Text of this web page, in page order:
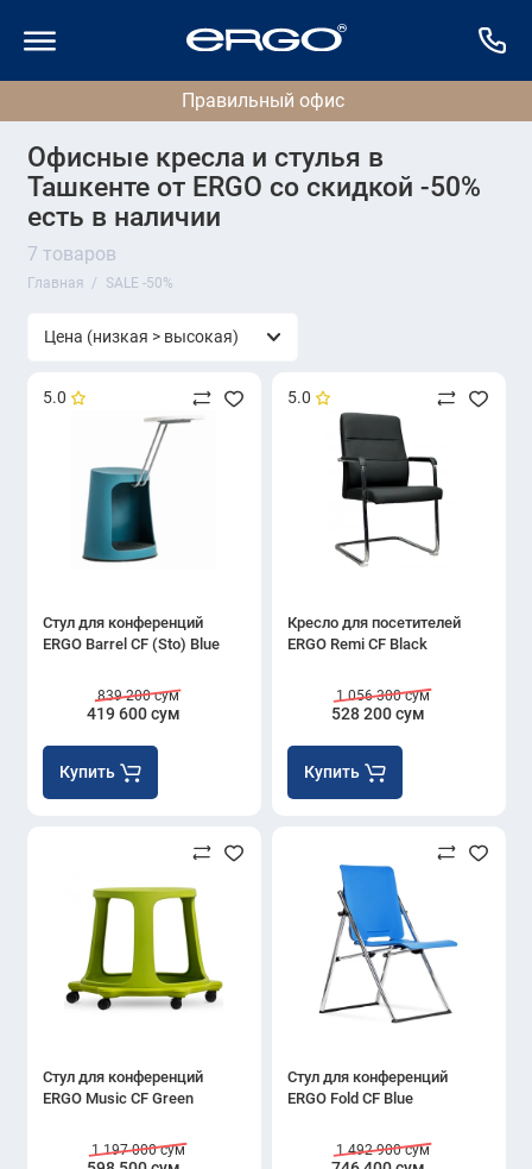
Офисные кресла и стулья в
Ташкенте от ERGO со скидкой -50%
есть в наличии
7 товаров
Главная SALE -50%
5.0
Стул для конференций
ERGO Barrel CF (Sto) Blue
419 600 сум
839 200 сум
Купить
5.0
Кресло для посетителей
ERGO Remi CF Black
528 200 сум
1 056 300 сум
Купить
Стул для конференций
ERGO Music CF Green
1 197 000 сум
Стул для конференций
ERGO Fold CF Blue
1 492 900 сум